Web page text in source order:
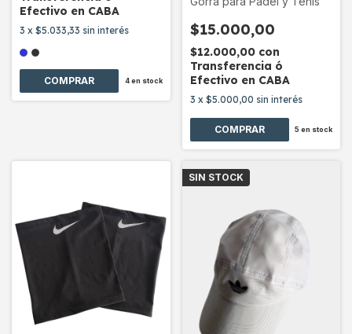
Efectivo en CABA
3 x $5.033,33 sin interés
COMPRAR 4en stock
$15.000,00
$12.000,00 con
Transferencia ó
Efectivo en CABA
3 x $5.000,00 sin interés
COMPRAR 5 en stock
SIN STOCK